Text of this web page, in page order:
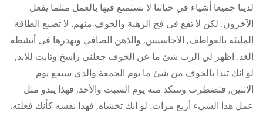
لدينا جميعا أشياء في حياتنا لا نستمتع فيها بالعمل مثلما يفعل
الآخرون. لكن لا تقع فى فخ الرهبة والخوف منهم. لا تضيع الطاقة
المليئة بالعواطف, الأحاسيس, والذهن الصافي وتهدرها في أنشطة
الغد. اظهر لي الرب شئ ما عن الخوف جعلني راسخ وثابت للابد,
لو انك تبدا بالخوف من شئ ما يوم الجمعة والذي سيقع يوم
الاثنين, فتضطرب وتتنكد منه يوم السبت والأحد, فهذا يبدو مثل
عمل هذا الشيء أربع مرات. لو انك تخشاه, فهذا نفسه كأنك فعلته.